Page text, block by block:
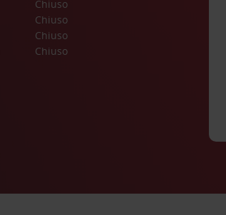
Chiuso
Chiuso
Chiuso
Chiuso